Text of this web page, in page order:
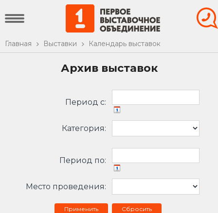
Главная Выставки Календарь выставок
Архив выставок
Период c:
Категория:
Период по:
Место проведения:
Сбросить